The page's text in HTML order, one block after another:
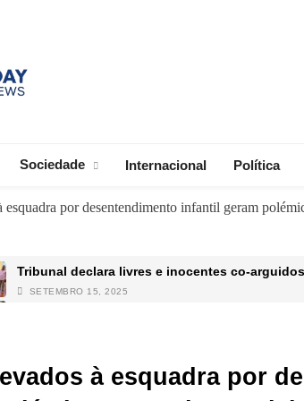
Sociedade Internacional Política
esquadra por desentendimento infantil geram
Tribunal declara livres e inocentes co-
SETEMBRO 15, 2025
ABRIL 2, 2025
Soldados e ex-combatentes alegadamente
à esquadra por